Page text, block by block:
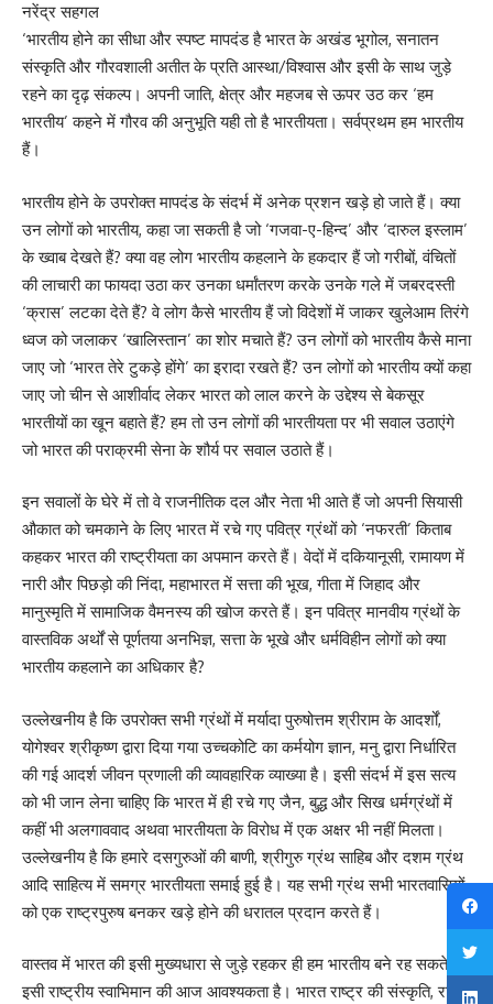
नरेंद्र सहगल
‘भारतीय होने का सीधा और स्पष्ट मापदंड है भारत के अखंड भूगोल, सनातन
संस्कृति और गौरवशाली अतीत के प्रति आस्था/विश्वास और इसी के साथ जुड़े
रहने का दृढ़ संकल्प। अपनी जाति, क्षेत्र और महजब से ऊपर उठ कर ‘हम
भारतीय’ कहने में गौरव की अनुभूति यही तो है भारतीयता। सर्वप्रथम हम भारतीय
हैं।
भारतीय होने के उपरोक्त मापदंड के संदर्भ में अनेक प्रशन खड़े हो जाते हैं। क्या
उन लोगों को भारतीय, कहा जा सकती है जो ‘गजवा-ए-हिन्द’ और ‘दारुल इस्लाम’
के ख्वाब देखते हैं? क्या वह लोग भारतीय कहलाने के हकदार हैं जो गरीबों, वंचितों
की लाचारी का फायदा उठा कर उनका धर्मांतरण करके उनके गले में जबरदस्ती
‘क्रास’ लटका देते हैं? वे लोग कैसे भारतीय हैं जो विदेशों में जाकर खुलेआम तिरंगे
ध्वज को जलाकर ‘खालिस्तान’ का शोर मचाते हैं? उन लोगों को भारतीय कैसे माना
जाए जो ‘भारत तेरे टुकड़े होंगे’ का इरादा रखते हैं? उन लोगों को भारतीय क्यों कहा
जाए जो चीन से आशीर्वाद लेकर भारत को लाल करने के उद्देश्य से बेकसूर
भारतीयों का खून बहाते हैं? हम तो उन लोगों की भारतीयता पर भी सवाल उठाएंगे
जो भारत की पराक्रमी सेना के शौर्य पर सवाल उठाते हैं।
इन सवालों के घेरे में तो वे राजनीतिक दल और नेता भी आते हैं जो अपनी सियासी
औकात को चमकाने के लिए भारत में रचे गए पवित्र ग्रंथों को ‘नफरती’ किताब
कहकर भारत की राष्ट्रीयता का अपमान करते हैं। वेदों में दकियानूसी, रामायण में
नारी और पिछड़ो की निंदा, महाभारत में सत्ता की भूख, गीता में जिहाद और
मानुस्मृति में सामाजिक वैमनस्य की खोज करते हैं। इन पवित्र मानवीय ग्रंथों के
वास्तविक अर्थों से पूर्णतया अनभिज्ञ, सत्ता के भूखे और धर्मविहीन लोगों को क्या
भारतीय कहलाने का अधिकार है?
उल्लेखनीय है कि उपरोक्त सभी ग्रंथों में मर्यादा पुरुषोत्तम श्रीराम के आदर्शों,
योगेश्वर श्रीकृष्ण द्वारा दिया गया उच्चकोटि का कर्मयोग ज्ञान, मनु द्वारा निर्धारित
की गई आदर्श जीवन प्रणाली की व्यावहारिक व्याख्या है। इसी संदर्भ में इस सत्य
को भी जान लेना चाहिए कि भारत में ही रचे गए जैन, बुद्ध और सिख धर्मग्रंथों में
कहीं भी अलगाववाद अथवा भारतीयता के विरोध में एक अक्षर भी नहीं मिलता।
उल्लेखनीय है कि हमारे दसगुरुओं की बाणी, श्रीगुरु ग्रंथ साहिब और दशम ग्रंथ
आदि साहित्य में समग्र भारतीयता समाई हुई है। यह सभी ग्रंथ सभी भारतवासियों
को एक राष्ट्रपुरुष बनकर खड़े होने की धरातल प्रदान करते हैं।
वास्तव में भारत की इसी मुख्यधारा से जुड़े रहकर ही हम भारतीय बने रह सकते हैं।
इसी राष्ट्रीय स्वाभिमान की आज आवश्यकता है। भारत राष्ट्र की संस्कृति, राष्ट्र